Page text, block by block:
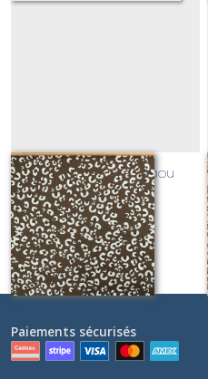
coton léopard graou
chocolat
Sur demande
Paiements sécurisés